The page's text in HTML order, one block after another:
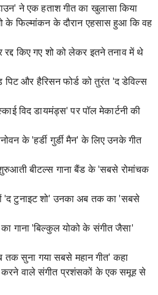
ने एक हताश गीत का खुलासा किया
के फिल्मांकन के दौरान एहसास हुआ कि वह
रद्द किए गए शो को लेकर इतने तनाव में थे
पिट और हैरिसन फोर्ड को तुरंत 'द डेविल्स
विद डायमंड्स' पर पॉल मेकार्टनी की
के 'हर्डी गुर्डी मैन' के लिए उनके गीत
बीटल्स गाना बैंड के 'सबसे रोमांचक
'द टुनाइट शो' उनका अब तक का 'सबसे
गाना 'बिल्कुल योको के संगीत जैसा'
तक सुना गया सबसे महान गीत' कहा
करने वाले संगीत प्रशंसकों के एक समूह से